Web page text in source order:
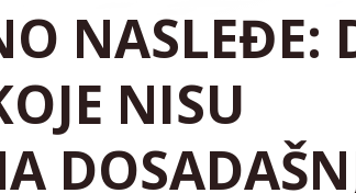
NASLEĐE:
NISU